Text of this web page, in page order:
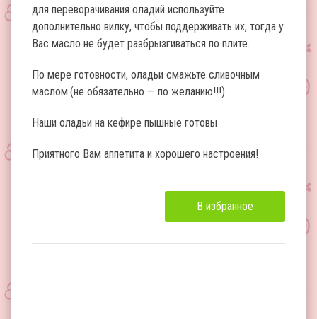
для переворачивания оладий используйте
дополнительно вилку, чтобы поддерживать их, тогда у
Вас масло не будет разбрызгиваться по плите.
По мере готовности, оладьи смажьте сливочным
маслом.(не обязательно — по желанию!!!)
Наши оладьи на кефире пышные готовы
Приятного Вам аппетита и хорошего настроения!
В избранное